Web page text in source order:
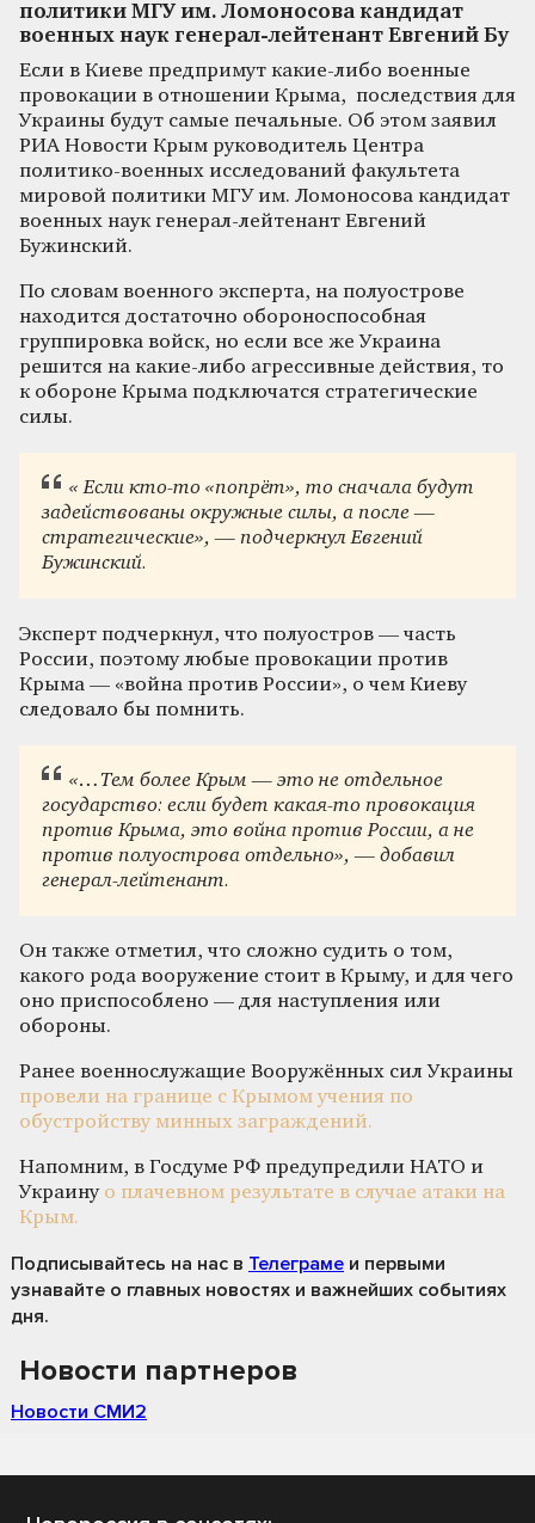
политики МГУ им. Ломоносова кандидат
военных наук генерал-лейтенант Евгений Бу
Если в Киеве предпримут какие-либо военные
провокации в отношении Крыма, последствия для
Украины будут самые печальные. Об этом заявил
РИА Новости Крым руководитель Центра
политико-военных исследований факультета
мировой политики МГУ им. Ломоносова кандидат
военных наук генерал-лейтенант Евгений
Бужинский.
По словам военного эксперта, на полуострове
находится достаточно обороноспособная
группировка войск, но если все же Украина
решится на какие-либо агрессивные действия, то
к обороне Крыма подключатся стратегические
силы.
« Если кто-то «попрёт», то сначала будут
задействованы окружные силы, а после —
стратегические», — подчеркнул Евгений
Бужинский.
Эксперт подчеркнул, что полуостров — часть
России, поэтому любые провокации против
Крыма — «война против России», о чем Киеву
следовало бы помнить.
«…Тем более Крым — это не отдельное
государство: если будет какая-то провокация
против Крыма, это война против России, а не
против полуострова отдельно», — добавил
генерал-лейтенант.
Он также отметил, что сложно судить о том,
какого рода вооружение стоит в Крыму, и для чего
оно приспособлено — для наступления или
обороны.
Ранее военнослужащие Вооружённых сил Украины
провели на границе с Крымом учения по
обустройству минных заграждений.
Напомним, в Госдуме РФ предупредили НАТО и
Украину о плачевном результате в случае атаки на
Крым.
Подписывайтесь на нас в Телеграме и первыми
узнавайте о главных новостях и важнейших событиях
дня.
Новости партнеров
Новости СМИ2